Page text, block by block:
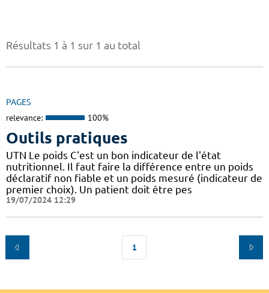
Résultats 1 à 1 sur 1 au total
PAGES
relevance: 100%
Outils pratiques
UTN Le poids C'est un bon indicateur de l'état
nutritionnel. Il faut faire la différence entre un poids
déclaratif non fiable et un poids mesuré (indicateur de
premier choix). Un patient doit être pes
19/07/2024 12:29
1